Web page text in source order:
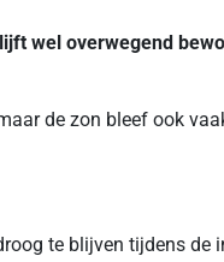
wel overwegend
de zon bleef ook
te blijven tijdens de